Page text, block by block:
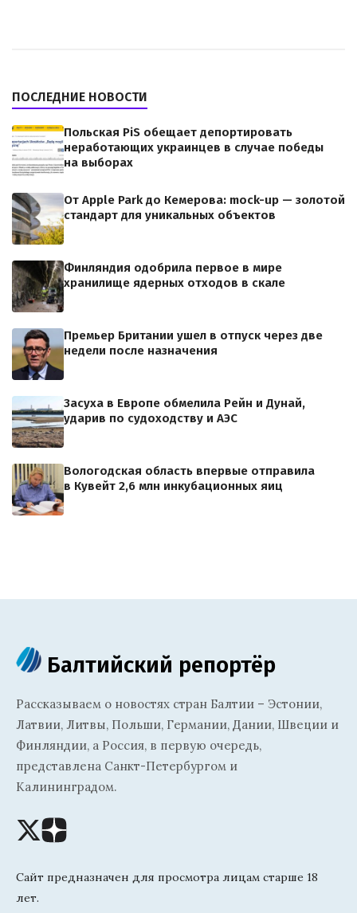
ПОСЛЕДНИЕ НОВОСТИ
Польская PiS обещает депортировать
неработающих украинцев в случае победы
на выборах
От Apple Park до Кемерова: mock-up — золотой
стандарт для уникальных объектов
Финляндия одобрила первое в мире
хранилище ядерных отходов в скале
Премьер Британии ушел в отпуск через две
недели после назначения
Засуха в Европе обмелила Рейн и Дунай,
ударив по судоходству и АЭС
Вологодская область впервые отправила
в Кувейт 2,6 млн инкубационных яиц
Балтийский репортёр
Рассказываем о новостях стран Балтии – Эстонии,
Латвии, Литвы, Польши, Германии, Дании, Швеции и
Финляндии, а Россия, в первую очередь,
представлена Санкт-Петербургом и
Калининградом.
Сайт предназначен для просмотра лицам старше 18
лет.